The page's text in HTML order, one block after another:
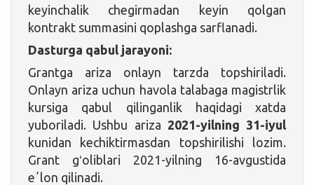
keyinchalik chegirmadan keyin qolgan
kontrakt summasini qoplashga sarflanadi.
Dasturga qabul jarayoni:
Grantga ariza onlayn tarzda topshiriladi.
Onlayn ariza uchun havola talabaga magistrlik
kursiga qabul qilinganlik haqidagi xatda
yuboriladi. Ushbu ariza 2021-yilning 31-iyul
kunidan kechiktirmasdan topshirilishi lozim.
Grant gʻoliblari 2021-yilning 16-avgustida
eʼlon qilinadi.